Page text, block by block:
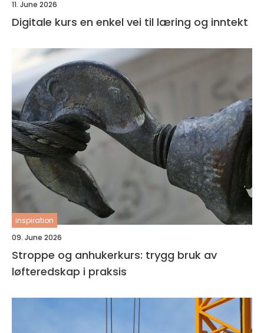
11. June 2026
Digitale kurs en enkel vei til læring og inntekt
inspiration
09. June 2026
Stroppe og anhukerkurs: trygg bruk av
løfteredskap i praksis